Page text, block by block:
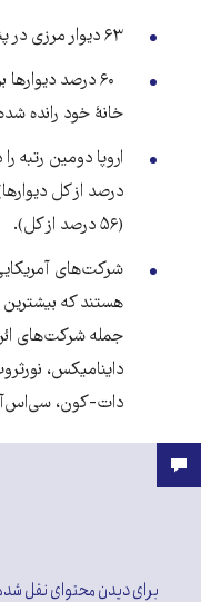
۶۳ دیوار مرزی در پنجاه سال اخیر احداث شده است.
۶۰ درصد
خانۀ‌ خود رانده
درصد از کل
(۵۶ درصد از کل).
شرکت‌های
هستند که بیشترین
جمله شرکت‌های
داینامیکس،
دات-کون،
برای دیدن محتوای نقل